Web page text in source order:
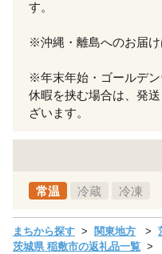
す。
※沖縄・離島へのお届け
※年末年始・ゴールデ
休暇を挟む場合は、発
ざいます。
常温 冷蔵 冷凍
まちから探す 関東地方
茨城県 稲敷市の返礼品一覧